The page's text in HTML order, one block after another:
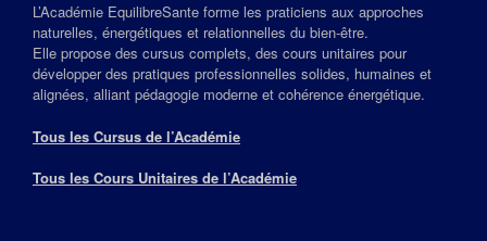
L’Académie EquilibreSante forme les praticiens aux approches
naturelles, énergétiques et relationnelles du bien‑être.
Elle propose des cursus complets, des cours unitaires pour
développer des pratiques professionnelles solides, humaines et
alignées, alliant pédagogie moderne et cohérence énergétique.
Tous les Cursus de l’Académie
Tous les Cours Unitaires de l’Académie